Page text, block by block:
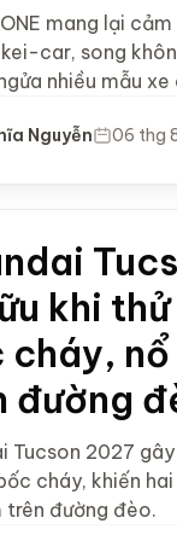
mang lại
car, song
nhiều mẫu xe
Nguyễn 06 thg
khi
cháy,
đường
Tucson 2027
cháy, khiến
trên đường đèo.